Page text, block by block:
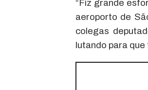
“Fiz grande
aeroporto de
colegas
lutando para